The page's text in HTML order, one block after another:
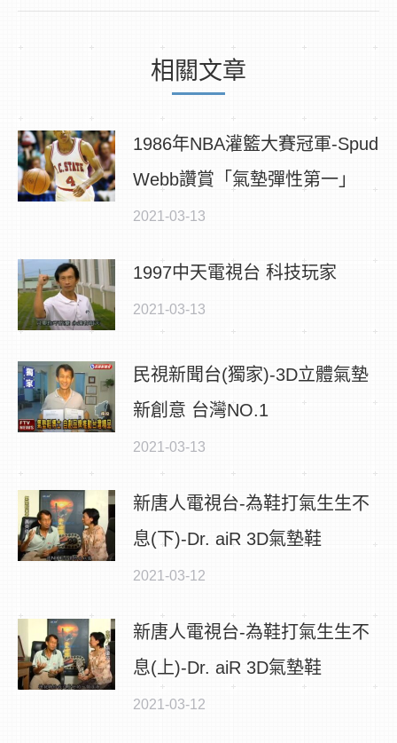
文
章：
相關文章
1986年NBA灌籃大賽冠軍-Spud
Webb讚賞「氣墊彈性第一」
2021-03-13
1997中天電視台 科技玩家
2021-03-13
民視新聞台(獨家)-3D立體氣墊
新創意 台灣NO.1
2021-03-13
新唐人電視台-為鞋打氣生生不
息(下)-Dr. aiR 3D氣墊鞋
2021-03-12
新唐人電視台-為鞋打氣生生不
息(上)-Dr. aiR 3D氣墊鞋
2021-03-12